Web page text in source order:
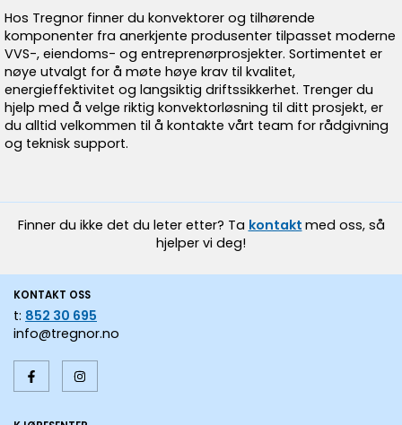
Hos Tregnor finner du konvektorer og tilhørende
komponenter fra anerkjente produsenter tilpasset moderne
VVS-, eiendoms- og entreprenørprosjekter. Sortimentet er
nøye utvalgt for å møte høye krav til kvalitet,
energieffektivitet og langsiktig driftssikkerhet. Trenger du
hjelp med å velge riktig konvektorløsning til ditt prosjekt, er
du alltid velkommen til å kontakte vårt team for rådgivning
og teknisk support.
Finner du ikke det du leter etter? Ta kontakt med oss, så
hjelper vi deg!
KONTAKT OSS
t: 852 30 695
info@tregnor.no